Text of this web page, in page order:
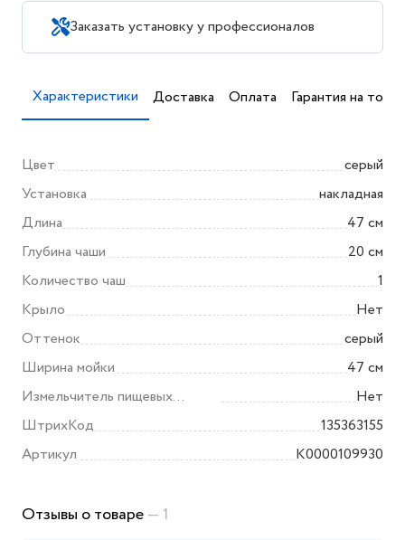
Заказать установку у профессионалов
Характеристики Доставка Оплата Гарантия на товар
Цвет
серый
Установка
накладная
Длина
47 см
Глубина чаши
20 см
Количество чаш
1
Крыло
Нет
Оттенок
серый
Ширина мойки
47 см
Измельчитель пищевых
отходов
Нет
ШтрихКод
135363155
Артикул
K0000109930
Отзывы о товаре— 1